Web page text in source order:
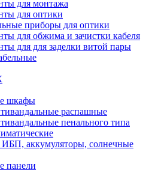
для монтажа
для оптики
приборы для оптики
для обжима и зачистки кабеля
для для заделки витой пары
шкафы
распашные
пенального типа
ИБП, аккумуляторы, солнечные
панели